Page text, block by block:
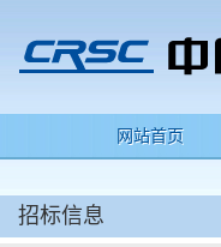
网站首页
招标信息